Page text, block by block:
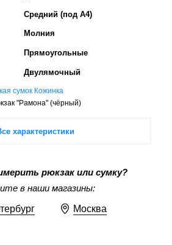
Средний (под А4)
Молния
Прямоугольные
Двулямочный
сумок Кожинка
"Рамона" (чёрный)
характеристики
рюкзак или сумку?
в наши магазины:
Москва